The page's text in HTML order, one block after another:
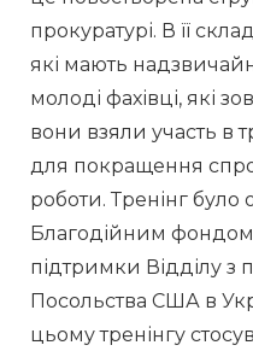
прокуратурі. В її
які мають
молоді фахівці, які
вони взяли участь в
для покращення
роботи. Тренінг було
Благодійним
підтримки Відділу з
Посольства США в
цьому тренінгу